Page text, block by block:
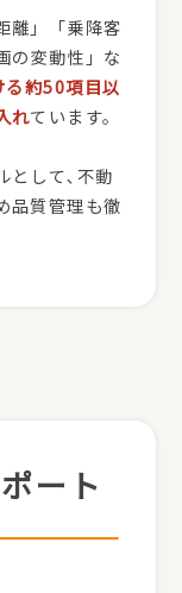
離」「乗降客
の変動性」な
る約50項目以
れています。
として､不動
品質管理も徹
ート